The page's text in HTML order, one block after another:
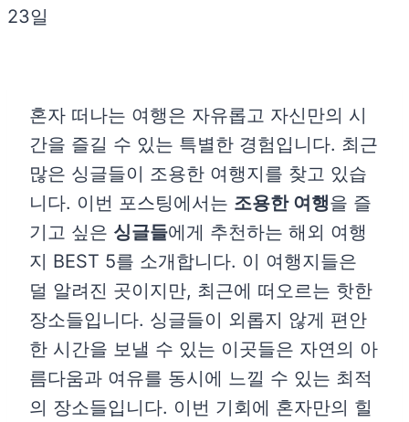
23일
혼자 떠나는 여행은 자유롭고 자신만의 시
간을 즐길 수 있는 특별한 경험입니다. 최근
많은 싱글들이 조용한 여행지를 찾고 있습
니다. 이번 포스팅에서는 조용한 여행을 즐
기고 싶은 싱글들에게 추천하는 해외 여행
지 BEST 5를 소개합니다. 이 여행지들은
덜 알려진 곳이지만, 최근에 떠오르는 핫한
장소들입니다. 싱글들이 외롭지 않게 편안
한 시간을 보낼 수 있는 이곳들은 자연의 아
름다움과 여유를 동시에 느낄 수 있는 최적
의 장소들입니다. 이번 기회에 혼자만의 힐